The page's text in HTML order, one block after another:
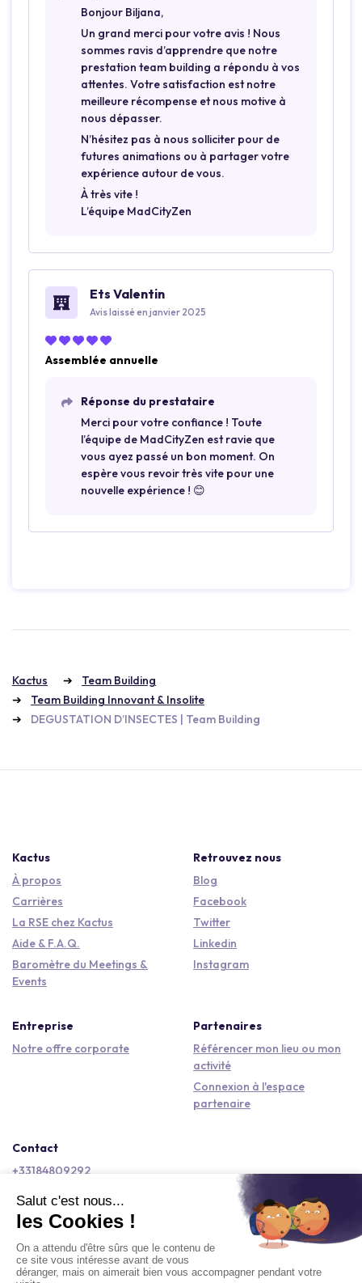
Bonjour Biljana,
Un grand merci pour votre avis ! Nous
sommes ravis d’apprendre que notre
prestation team building a répondu à vos
attentes. Votre satisfaction est notre
meilleure récompense et nous motive à
nous dépasser.
N’hésitez pas à nous solliciter pour de
futures animations ou à partager votre
expérience autour de vous.
À très vite !
L’équipe MadCityZen
Ets Valentin
Avis laissé en janvier 2025
Assemblée annuelle
Réponse du prestataire
Merci pour votre confiance ! Toute
l’équipe de MadCityZen est ravie que
vous ayez passé un bon moment. On
espère vous revoir très vite pour une
nouvelle expérience ! 😊
Kactus
Team Building
Team Building Innovant & Insolite
DEGUSTATION D’INSECTES | Team Building
Kactus
À propos
Carrières
La RSE chez Kactus
Aide & F.A.Q.
Baromètre du Meetings &
Events
Retrouvez nous
Blog
Facebook
Twitter
Linkedin
Instagram
Entreprise
Notre offre corporate
Partenaires
Référencer mon lieu ou mon
activité
Connexion à l'espace
partenaire
Contact
+33184809292
Copyright © 2026 Kactus Tous droits réservés
Conditions générales d'utilisation Mentions légales